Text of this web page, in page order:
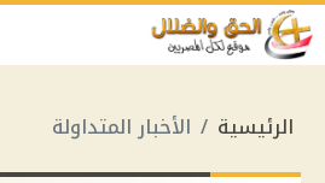
الرئيسية الأخبار المتداولة